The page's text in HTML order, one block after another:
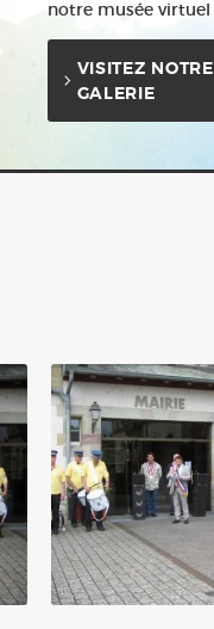
notre musée virtuel
VISITEZ NOTRE
GALERIE